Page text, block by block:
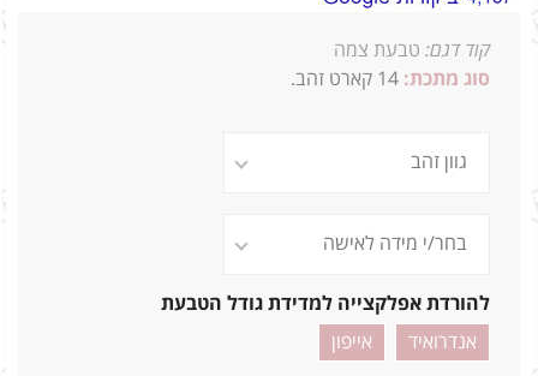
קוד דגם: טבעת צמה
סוג מתכת: 14 קארט זהב.
להורדת אפלקצייה למדידת גודל הטבעת
אנדרואיד
אייפון